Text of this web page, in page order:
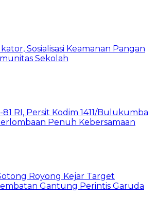
Sosialisasi Keamanan Pangan
Sekolah
RI, Persit Kodim 1411/Bulukumba
Penuh Kebersamaan
Royong Kejar Target
Gantung Perintis Garuda